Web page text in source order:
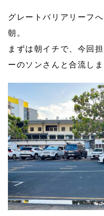
グレートバリアリーフ
朝。
まずは朝イチで、今回
ーのソンさんと合流しま